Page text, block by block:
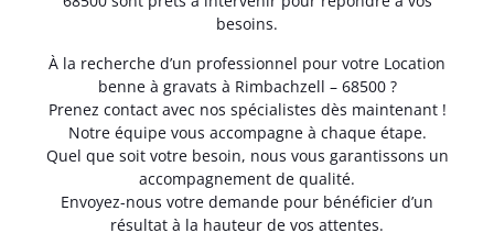
besoins.
À la recherche d’un professionnel pour votre Location
benne à gravats à Rimbachzell – 68500 ?
Prenez contact avec nos spécialistes dès maintenant !
Notre équipe vous accompagne à chaque étape.
Quel que soit votre besoin, nous vous garantissons un
accompagnement de qualité.
Envoyez-nous votre demande pour bénéficier d’un
résultat à la hauteur de vos attentes.